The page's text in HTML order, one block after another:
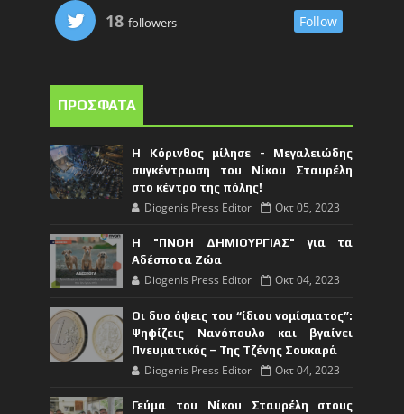
18 followers Follow
ΠΡΟΣΦΑΤΑ
Η Κόρινθος μίλησε - Μεγαλειώδης
συγκέντρωση του Νίκου Σταυρέλη
στο κέντρο της πόλης!
Diogenis Press Editor Οκτ 05, 2023
Η "ΠΝΟΗ ΔΗΜΙΟΥΡΓΙΑΣ" για τα
Αδέσποτα Ζώα
Diogenis Press Editor Οκτ 04, 2023
Οι δυο όψεις του “ίδιου νομίσματος”:
Ψηφίζεις Νανόπουλο και βγαίνει
Πνευματικός – Της Τζένης Σουκαρά
Diogenis Press Editor Οκτ 04, 2023
Γεύμα του Νίκου Σταυρέλη στους